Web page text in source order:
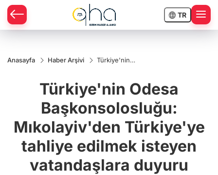
TR
Anasayfa Haber Arşivi
Türkiye'nin
Mıkolayiv'den
Türkiye'ye tahliye
vatandaşlara
duyuru
Türkiye'nin Odesa
Başkonsolosluğu:
Mıkolayiv'den Türkiye'ye
tahliye edilmek isteyen
vatandaşlara duyuru